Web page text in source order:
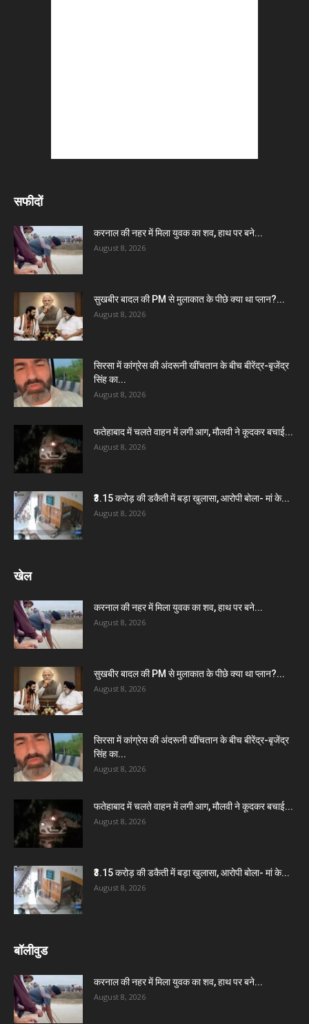
सफीदों
करनाल की नहर में मिला युवक का शव, हाथ पर बने...
August 8, 2026
सुखबीर बादल की PM से मुलाकात के पीछे क्या था प्लान?...
August 8, 2026
सिरसा में कांग्रेस की अंदरूनी खींचतान के बीच बीरेंद्र-बृजेंद्र
सिंह का...
August 8, 2026
फतेहाबाद में चलते वाहन में लगी आग, मौलवी ने कूदकर बचाई...
August 8, 2026
₹3.15 करोड़ की डकैती में बड़ा खुलासा, आरोपी बोला- मां के...
August 8, 2026
खेल
करनाल की नहर में मिला युवक का शव, हाथ पर बने...
August 8, 2026
सुखबीर बादल की PM से मुलाकात के पीछे क्या था प्लान?...
August 8, 2026
सिरसा में कांग्रेस की अंदरूनी खींचतान के बीच बीरेंद्र-बृजेंद्र
सिंह का...
August 8, 2026
फतेहाबाद में चलते वाहन में लगी आग, मौलवी ने कूदकर बचाई...
August 8, 2026
₹3.15 करोड़ की डकैती में बड़ा खुलासा, आरोपी बोला- मां के...
August 8, 2026
बॉलीवुड
करनाल की नहर में मिला युवक का शव, हाथ पर बने...
August 8, 2026